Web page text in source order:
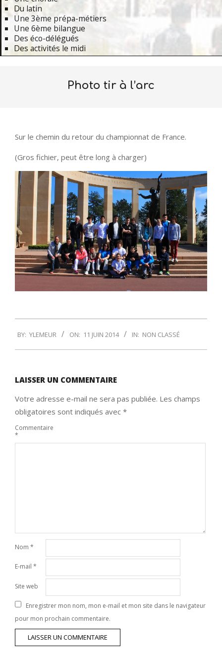
Du latin
Une 3ème prépa-métiers
Une 6ème bilangue
Des éco-délégués
Des activités le midi
Photo tir à l’arc
Sur le chemin du retour du championnat de France.
(Gros fichier, peut être long à charger)
06-
11
BY: YLEMEUR ON: 11 JUIN 2014 IN: NON CLASSÉ
LAISSER UN COMMENTAIRE
Votre adresse e-mail ne sera pas publiée. Les champs
obligatoires sont indiqués avec *
Commentaire
*
Nom *
E-mail *
Site web
Enregistrer mon nom, mon e-mail et mon site dans le navigateur
pour mon prochain commentaire.